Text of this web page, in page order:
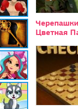
Цветная